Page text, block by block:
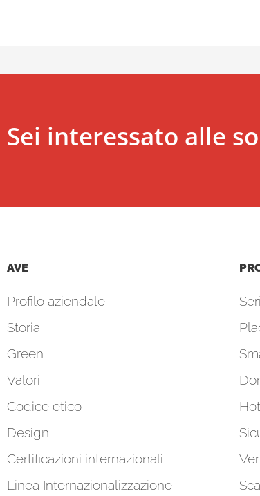
Sei interessato alle
AVE
Profilo aziendale
Storia
Green
Valori
Codice etico
Design
Certificazioni internazionali
Linea Internazionalizzazione